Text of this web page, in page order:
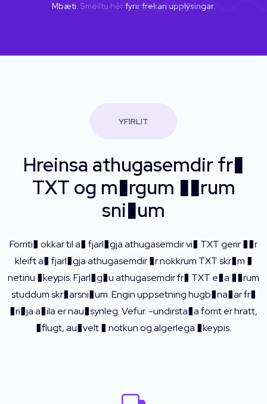
Mbæti. Smelltu hérfyrir frekari upplýsingar.
YFIRLIT
Hreinsa athugasemdir fr�
TXT og m�rgum ��rum
sni�um
Forriti� okkar til a� fjarl�gja athugasemdir vi� TXT gerir ��r
kleift a� fjarl�gja athugasemdir �r nokkrum TXT skr�m �
netinu �keypis. Fjarl�g�u athugasemdir fr� TXT e�a ��rum
studdum skr�arsni�um. Engin uppsetning hugb�na�ar fr�
�ri�ja a�ila er nau�synleg. Vefur. -undirsta�a forrit er hratt,
�flugt, au�velt � notkun og algerlega �keypis.